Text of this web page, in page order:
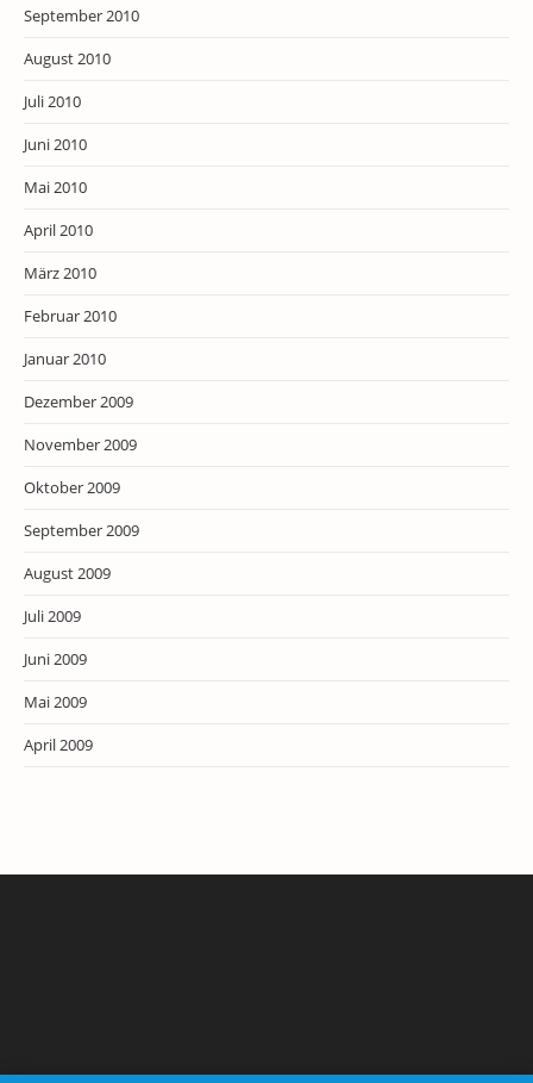
September 2010
August 2010
Juli 2010
Juni 2010
Mai 2010
April 2010
März 2010
Februar 2010
Januar 2010
Dezember 2009
November 2009
Oktober 2009
September 2009
August 2009
Juli 2009
Juni 2009
Mai 2009
April 2009